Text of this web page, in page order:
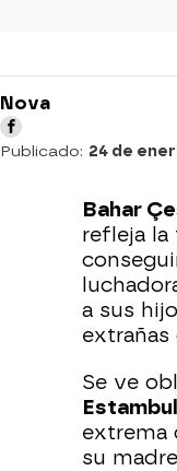
Nova
Publicado: 24 de
Bahar
refleja la
a sus
extrañas
Se ve
Estambul
extrema
su